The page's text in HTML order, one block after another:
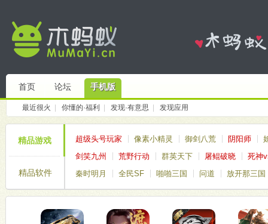
首页 论坛 手机版
最近很火 你懂的·福利 发现·有意思 发现应用
精品游戏
精品软件
超级头号玩家 像素小精灵 御剑八荒 阴阳师
剑笑九州
荒野行动 群英天下 屠鲲破晓
死神
秦时明月
全民SF 啪啪三国 问道 放开那三国